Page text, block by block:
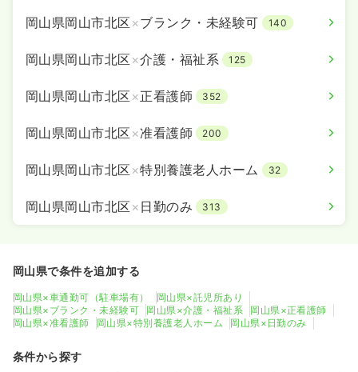
岡山県岡山市北区 ×ブランク・未経験可 140
岡山県岡山市北区 ×介護・福祉系 125
岡山県岡山市北区 ×正看護師 352
岡山県岡山市北区 ×准看護師 200
岡山県岡山市北区 ×特別養護老人ホーム 32
岡山県岡山市北区 × 日勤のみ 313
岡山県で条件を追加する
岡山県×車通勤可（駐車場有）
岡山県×託児所あり
岡山県×ブランク・未経験可
岡山県×介護・福祉系
岡山県×正看護師
岡山県×准看護師
岡山県×特別養護老人ホーム 岡山県×日勤のみ
条件から探す